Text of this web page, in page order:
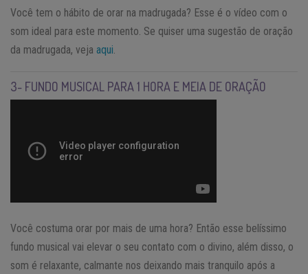
Você tem o hábito de orar na madrugada? Esse é o vídeo com o
som ideal para este momento. Se quiser uma sugestão de oração
da madrugada, veja aqui
3- FUNDO MUSICAL PARA 1 HORA E MEIA DE ORAÇÃO
Você costuma orar por mais de uma hora? Então esse belíssimo
fundo musical vai elevar o seu contato com o divino, além disso, o
som é relaxante, calmante nos deixando mais tranquilo após a